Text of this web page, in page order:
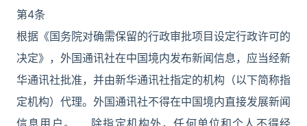
第4条
根据《国务院对确需保留的行政审批项目设定行政许可的
决定》，外国通讯社在中国境内发布新闻信息，应当经新
华通讯社批准，并由新华通讯社指定的机构（以下简称指
定机构）代理。外国通讯社不得在中国境内直接发展新闻
信息用户。 除指定机构外，任何单位和个人不得经